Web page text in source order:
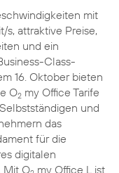
mit
s, attraktive Preise,
und ein
Class-
16. Oktober bieten
O2my Office Tarife
und
das
für die
digitalen
Mit O my Office L ist